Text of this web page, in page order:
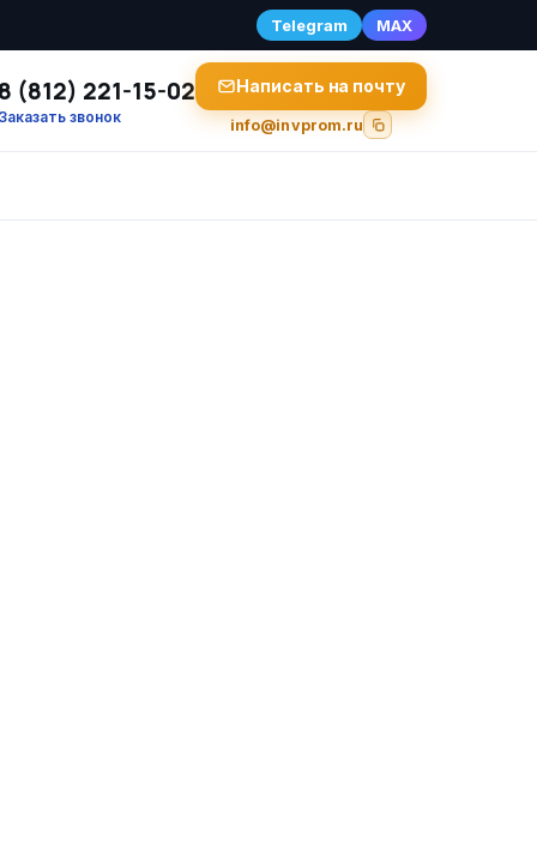
Telegram MAX
(812) 221-15-02
звонок
Написать на почту
info@invprom.ru